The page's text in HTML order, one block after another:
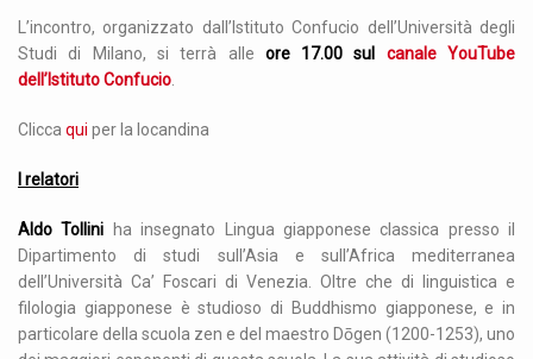
L’incontro, organizzato dall’Istituto Confucio dell’Università degli
Studi di Milano, si terrà alle ore 17.00 sul canale YouTube
dell’Istituto Confucio
Clicca qui per la locandina
I relatori
Aldo Tollini ha insegnato Lingua giapponese classica presso il
Dipartimento di studi sull’Asia e sull’Africa mediterranea
dell’Università Ca’ Foscari di Venezia. Oltre che di linguistica e
filologia giapponese è studioso di Buddhismo giapponese, e in
particolare della scuola zen e del maestro Dōgen (1200-1253), uno